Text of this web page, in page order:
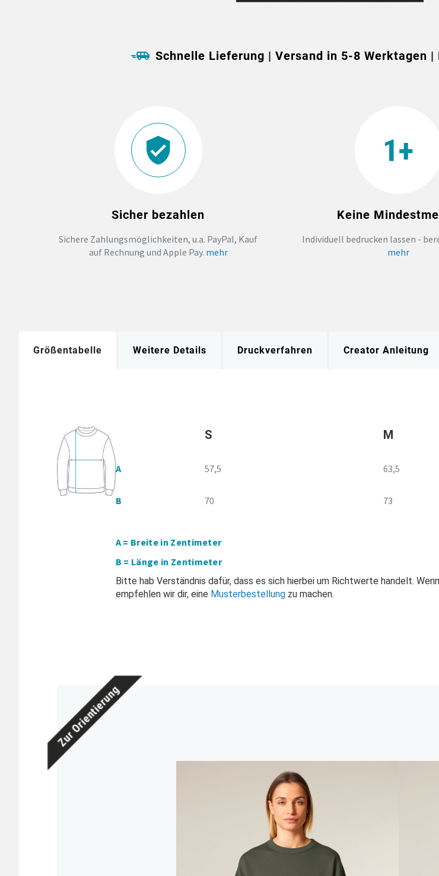
Schnelle Lieferung | Versand in 5-8 Werktagen |
Sicher bezahlen
Sichere Zahlungsmöglichkeiten, u.a. PayPal, Kauf
auf Rechnung und Apple Pay. mehr
Keine
Individuell bedrucken lassen -
mehr
Größentabelle Weitere Details Druckverfahren Creator Anleitung
S M
A 57,5 63,5
B 70 73
A = Breite in Zentimeter
B = Länge in Zentimeter
Bitte hab Verständnis dafür, dass es sich hierbei um Richtwerte handelt.
empfehlen wir dir, eine Musterbestellungzu machen.